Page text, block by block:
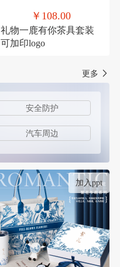
￥108.00
礼物一鹿有你茶具套装
可加印logo
更多
安全防护
汽车周边
加入ppt